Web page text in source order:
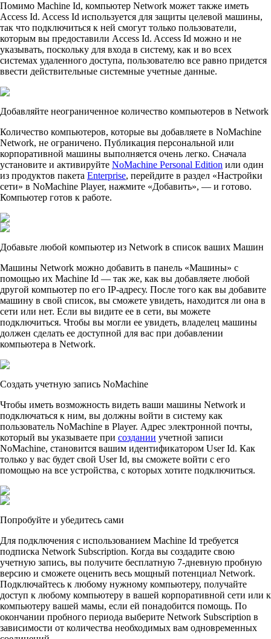
Помимо Machine Id, компьютер Network может также иметь
Access Id. Access Id используется для защиты целевой машины,
так что подключиться к ней смогут только пользователи,
которым вы предоставили Access Id. Access Id можно и не
указывать, поскольку для входа в систему, как и во всех
системах удаленного доступа, пользователю все равно придется
ввести действительные системные учетные данные.
Добавляйте неограниченное количество компьютеров в Network
Количество компьютеров, которые вы добавляете в NoMachine
Network, не ограничено. Публикация персональной или
корпоративной машины выполняется очень легко. Сначала
установите и активируйте NoMachine Personal Edition или один
из продуктов пакета Enterprise, перейдите в раздел «Настройки
сети» в NoMachine Player, нажмите «Добавить», — и готово.
Компьютер готов к работе.
Добавьте любой компьютер из Network в список ваших Машин
Машины Network можно добавить в панель «Машины» с
помощью их Machine Id — так же, как вы добавляете любой
другой компьютер по его IP-адресу. После того как вы добавите
машину в свой список, вы сможете увидеть, находится ли она в
сети или нет. Если вы видите ее в сети, вы можете
подключиться. Чтобы вы могли ее увидеть, владелец машины
должен сделать ее доступной для вас при добавлении
компьютера в Network.
Создать учетную запись NoMachine
Чтобы иметь возможность видеть ваши машины Network и
подключаться к ним, вы должны войти в систему как
пользователь NoMachine в Player. Адрес электронной почты,
который вы указываете при создании учетной записи
NoMachine, становится вашим идентификатором User Id. Как
только у вас будет свой User Id, вы сможете войти с его
помощью на все устройства, с которых хотите подключиться.
Попробуйте и убедитесь сами
Для подключения с использованием Machine Id требуется
подписка Network Subscription. Когда вы создадите свою
учетную запись, вы получите бесплатную 7-дневную пробную
версию и сможете оценить весь мощный потенциал Network.
Подключайтесь к любому нужному компьютеру, получайте
доступ к любому компьютеру в вашей корпоративной сети или к
компьютеру вашей мамы, если ей понадобится помощь. По
окончании пробного периода выберите Network Subscription в
зависимости от количества необходимых вам одновременных